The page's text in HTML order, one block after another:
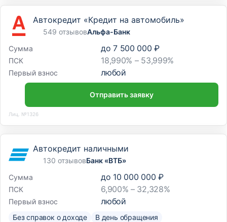
Амурская область, Благовещенск, Амурская улица, 133
Кредитно-кассовый офис
«Благовещенский»
Амурская область, Благовещенск, улица Калинина, 61
Автокредит «Кредит на автомобиль»
549 отзывовАльфа-Банк
Сумма
до 7 500 000 ₽
ПСК 18,990% – 53,999%
Первый взнос любой
Отправить заявку
Лиц. №1326
Автокредит наличными
130 отзывовБанк «ВТБ»
Сумма
до 10 000 000 ₽
ПСК 6,900% – 32,328%
Первый взнос любой
Без справок о доходе В день обращения